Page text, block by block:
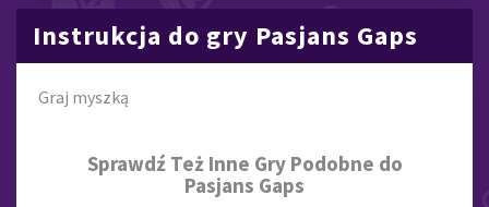
Instrukcja do gry Pasjans Gaps
Graj myszką
Sprawdź Też Inne Gry Podobne do
Pasjans Gaps